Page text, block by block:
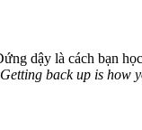
dậy là cách bạn
back up is how